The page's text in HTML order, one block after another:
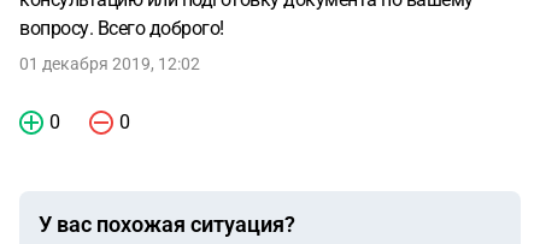
вопросу. Всего доброго!
01 декабря 2019, 12:02
0 0
У вас похожая ситуация?